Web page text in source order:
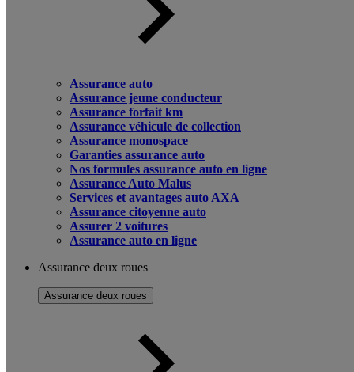
Assurance auto
Assurance jeune conducteur
Assurance forfait km
Assurance véhicule de collection
Assurance monospace
Garanties assurance auto
Nos formules assurance auto en ligne
Assurance Auto Malus
Services et avantages auto AXA
Assurance citoyenne auto
Assurer 2 voitures
Assurance auto en ligne
Assurance deux roues
Assurance deux roues